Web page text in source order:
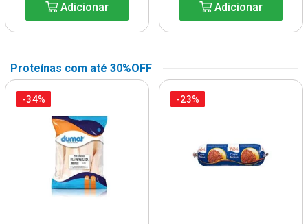
Adicionar Adicionar
Proteínas com até 30%OFF
-34% -23%